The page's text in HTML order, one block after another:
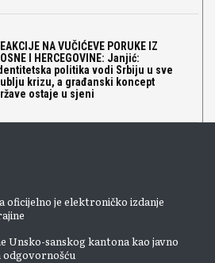
NA VUČIĆEVE PORUKE IZ
I HERCEGOVINE: Janjić:
politika vodi Srbiju u sve
krizu, a građanski koncept
ostaje u sjeni
oficijelno je elektroničko izdanje
Unsko-sanskog kantona kao javno
odgovornošću